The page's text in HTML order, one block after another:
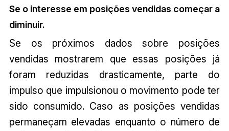
Se o interesse em posições vendidas começar a
diminuir.
Se os próximos dados sobre posições
vendidas mostrarem que essas posições já
foram reduzidas drasticamente, parte do
impulso que impulsionou o movimento pode ter
sido consumido. Caso as posições vendidas
permaneçam elevadas enquanto o número de